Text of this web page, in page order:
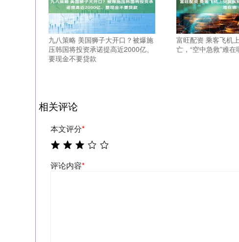
九八策略 美国狮子大开口？被爆施
压韩国将投资承诺提高近2000亿、
要现金不要贷款
富旺配资 乘客飞机
亡，“空中急救”难在
相关评论
本文评分*
评论内容*